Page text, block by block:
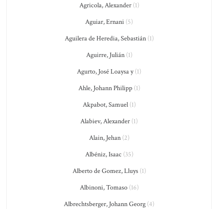
Agricola, Alexander(1)
Aguiar, Ernani (5)
Aguilera de Heredia, Sebastián(1)
Aguirre, Julián(1)
Agurto, José Loaysa y(1)
Ahle, Johann Philipp(1)
Akpabot, Samuel(1)
Alabiev, Alexander (1)
Alain, Jehan(2)
Albéniz, Isaac (35)
Alberto de Gomez, Lluys(1)
Albinoni, Tomaso(16)
Albrechtsberger, Johann Georg (4)